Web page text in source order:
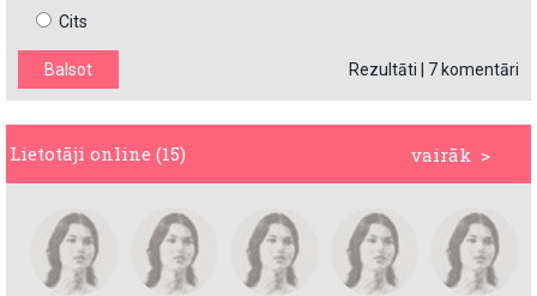
Cits
Rezultāti 7 komentāri
vairāk >
Lietotāji online (15)